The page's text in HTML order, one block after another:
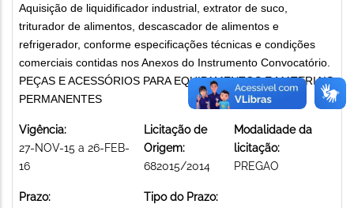
Aquisição de liquidificador industrial, extrator de suco,
triturador de alimentos, descascador de alimentos e
refrigerador, conforme especificações técnicas e condições
comerciais contidas nos Anexos do Instrumento Convocatório.
PEÇAS E ACESSÓRIOS PARA EQUIPAMENTOS E MATERIAIS
PERMANENTES
Vigência:
27-NOV-15 a 26-FEB-
16
Licitação de
Origem:
682015/2014
Modalidade da
licitação:
PREGAO
Prazo:
Tipo do Prazo: